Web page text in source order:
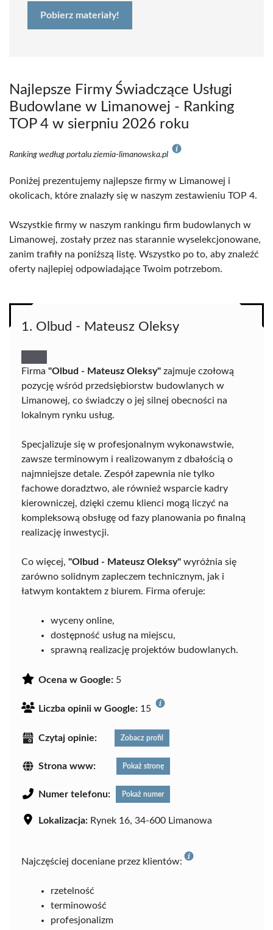
Pobierz materiały!
Najlepsze Firmy Świadczące Usługi
Budowlane w Limanowej - Ranking
TOP 4 w sierpniu 2026 roku
Ranking według portalu ziemia-limanowska.pl
Poniżej prezentujemy najlepsze firmy w Limanowej i
okolicach, które znalazły się w naszym zestawieniu TOP 4.
Wszystkie firmy w naszym rankingu firm budowlanych w
Limanowej, zostały przez nas starannie wyselekcjonowane,
zanim trafiły na poniższą listę. Wszystko po to, aby znaleźć
oferty najlepiej odpowiadające Twoim potrzebom.
1. Olbud - Mateusz Oleksy
Firma "Olbud - Mateusz Oleksy" zajmuje czołową
pozycję wśród przedsiębiorstw budowlanych w
Limanowej, co świadczy o jej silnej obecności na
lokalnym rynku usług.
Specjalizuje się w profesjonalnym wykonawstwie,
zawsze terminowym i realizowanym z dbałością o
najmniejsze detale. Zespół zapewnia nie tylko
fachowe doradztwo, ale również wsparcie kadry
kierowniczej, dzięki czemu klienci mogą liczyć na
kompleksową obsługę od fazy planowania po finalną
realizację inwestycji.
Co więcej, "Olbud - Mateusz Oleksy" wyróżnia się
zarówno solidnym zapleczem technicznym, jak i
łatwym kontaktem z biurem. Firma oferuje:
wyceny online,
dostępność usług na miejscu,
sprawną realizację projektów budowlanych.
Ocena w Google: 5
Liczba opinii w Google: 15
Czytaj opinie: Zobacz profil
Strona www: Pokaż stronę
Numer telefonu: Pokaż numer
Lokalizacja: Rynek 16, 34-600 Limanowa
Najczęściej doceniane przez klientów:
rzetelność
terminowość
profesjonalizm